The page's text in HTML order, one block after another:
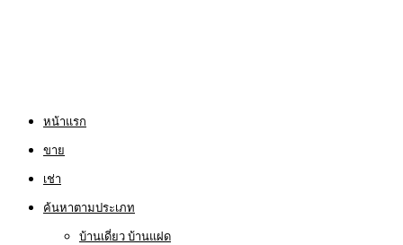
หน้าแรก
ขาย
เช่า
ค้นหาตามประเภท
บ้านเดี่ยว บ้านแฝด